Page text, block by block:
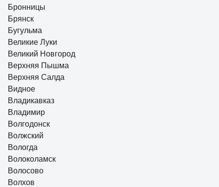
Бронницы
Брянск
Бугульма
Великие Луки
Великий Новгород
Верхняя Пышма
Верхняя Салда
Видное
Владикавказ
Владимир
Волгодонск
Волжский
Вологда
Волоколамск
Волосово
Волхов